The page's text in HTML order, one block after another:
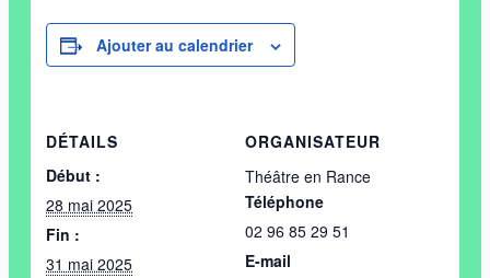
Ajouter au calendrier
DÉTAILS
Début :
28 mai 2025
Fin :
31 mai 2025
ORGANISATEUR
Théâtre en Rance
Téléphone
02 96 85 29 51
E-mail